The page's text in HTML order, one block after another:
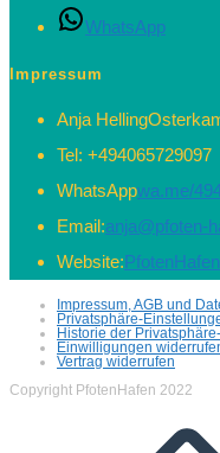
WhatsApp
Impressum
Anja Helling
Tel: +494065729097
WhatsAppwa.me/
Email:anja@pfoten-
Website:PfotenHafen
Impressum, AGB und
Privatsphäre-
Historie der
Einwilligungen
Vertrag widerrufen
Copyright PfotenHafen 2022